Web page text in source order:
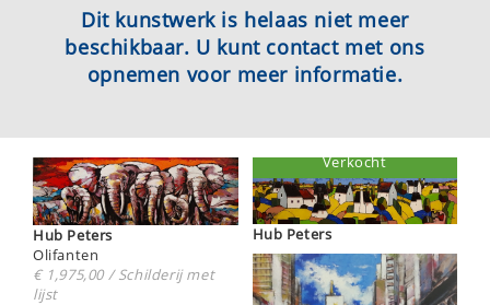
Dit kunstwerk is helaas niet meer
beschikbaar. U kunt contact met ons
opnemen voor meer informatie.
Hub Peters
Olifanten
€ 1,975,00 / Schilderij met
lijst
Hub Peters
Verkocht